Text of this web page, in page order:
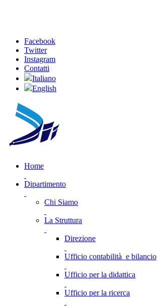
Facebook
Twitter
Instagram
Contatti
Italiano
English
Home
Dipartimento
Chi Siamo
La Struttura
Direzione
Ufficio contabilità e bilancio
Ufficio per la didattica
Ufficio per la ricerca